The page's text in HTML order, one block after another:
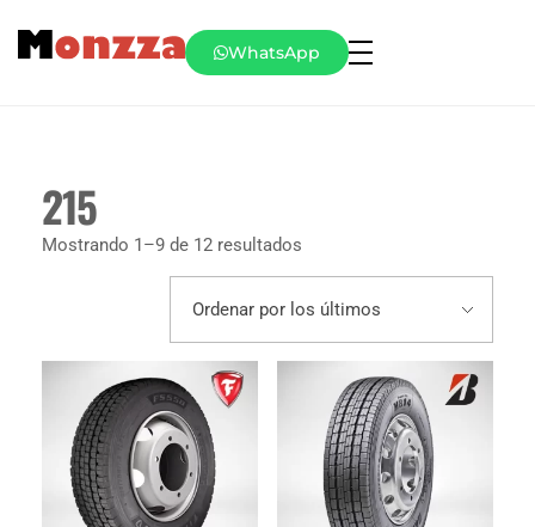
WhatsApp
215
Mostrando 1–9 de 12 resultados